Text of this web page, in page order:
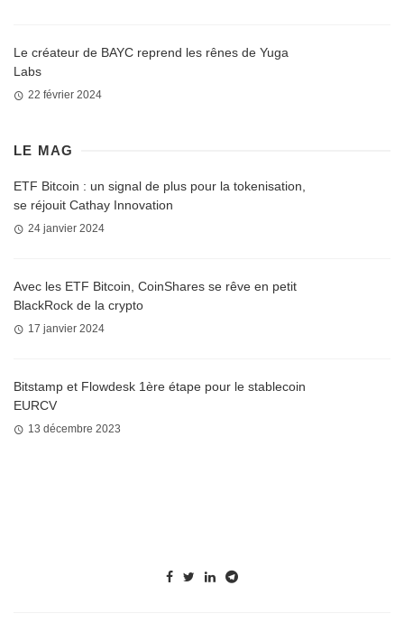
Le créateur de BAYC reprend les rênes de Yuga
Labs
22 février 2024
LE MAG
ETF Bitcoin : un signal de plus pour la tokenisation,
se réjouit Cathay Innovation
24 janvier 2024
Avec les ETF Bitcoin, CoinShares se rêve en petit
BlackRock de la crypto
17 janvier 2024
Bitstamp et Flowdesk 1ère étape pour le stablecoin
EURCV
13 décembre 2023